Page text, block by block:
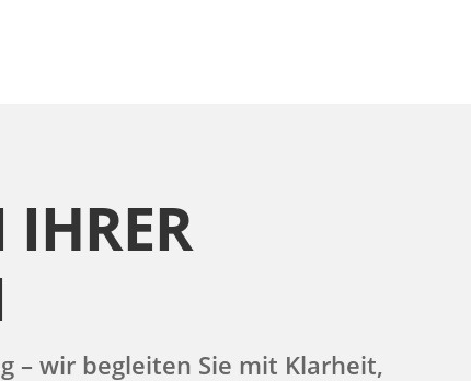
– wir begleiten Sie mit Klarheit,